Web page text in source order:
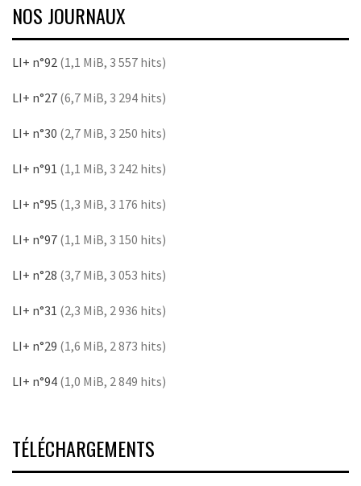
NOS JOURNAUX
LI+ n°92 (1,1 MiB, 3 557 hits)
LI+ n°27 (6,7 MiB, 3 294 hits)
LI+ n°30 (2,7 MiB, 3 250 hits)
LI+ n°91 (1,1 MiB, 3 242 hits)
LI+ n°95 (1,3 MiB, 3 176 hits)
LI+ n°97 (1,1 MiB, 3 150 hits)
LI+ n°28 (3,7 MiB, 3 053 hits)
LI+ n°31 (2,3 MiB, 2 936 hits)
LI+ n°29 (1,6 MiB, 2 873 hits)
LI+ n°94 (1,0 MiB, 2 849 hits)
TÉLÉCHARGEMENTS